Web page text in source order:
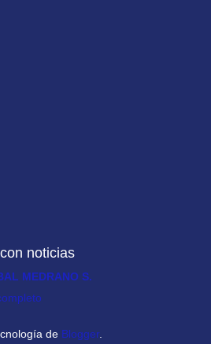
noticias
MEDRANO S.
de Blogger.